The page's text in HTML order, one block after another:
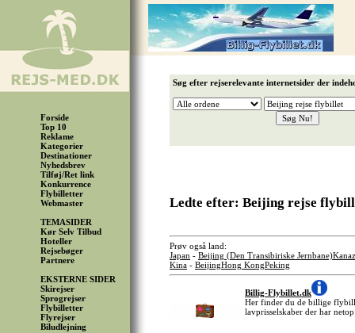
Forside
Top 10
Reklame
Kategorier
Destinationer
Nyhedsbrev
Tilføj/Ret link
Konkurrence
Flybilletter
Webmaster
TEMASIDER
Kør Selv Tilbud
Hoteller
Rejsebøger
Partnere
EKSTERNE SIDER
Skirejser
Sprogrejser
Flybilletter
Flyrejser
Biludlejning
Søg efter rejserelevante internetsider der
Ledte efter: Beijing rejse
Prøv også land:
Japan - Beijing (Den Transibiriske Jernbane)
Kina - BeijingHong KongPeking
Billig-Flybillet.dk
Her finder du de billige
lavprisselskaber der har